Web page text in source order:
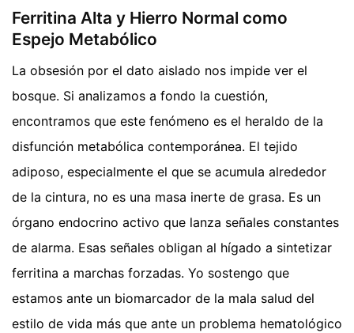
Ferritina Alta y Hierro Normal como
Espejo Metabólico
La obsesión por el dato aislado nos impide ver el
bosque. Si analizamos a fondo la cuestión,
encontramos que este fenómeno es el heraldo de la
disfunción metabólica contemporánea. El tejido
adiposo, especialmente el que se acumula alrededor
de la cintura, no es una masa inerte de grasa. Es un
órgano endocrino activo que lanza señales constantes
de alarma. Esas señales obligan al hígado a sintetizar
ferritina a marchas forzadas. Yo sostengo que
estamos ante un biomarcador de la mala salud del
estilo de vida más que ante un problema hematológico